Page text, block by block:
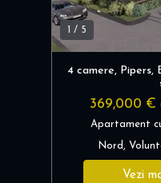
/ 5
4 camere, Pipers,
369,000 €
Apartament
Nord,
Vezi